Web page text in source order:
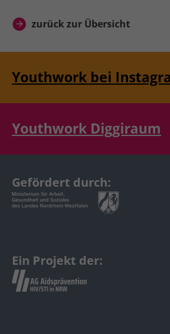
zurück zur Übersicht
Youthwork bei
Youthwork Diggiraum
Gefördert durch:
Ein Projekt der: